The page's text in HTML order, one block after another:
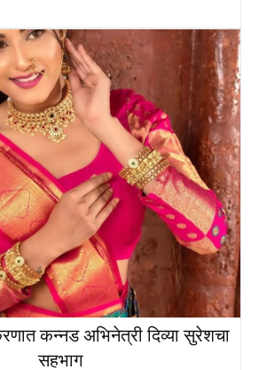
कन्नड अभिनेत्री दिव्या सुरेशचा
सहभाग